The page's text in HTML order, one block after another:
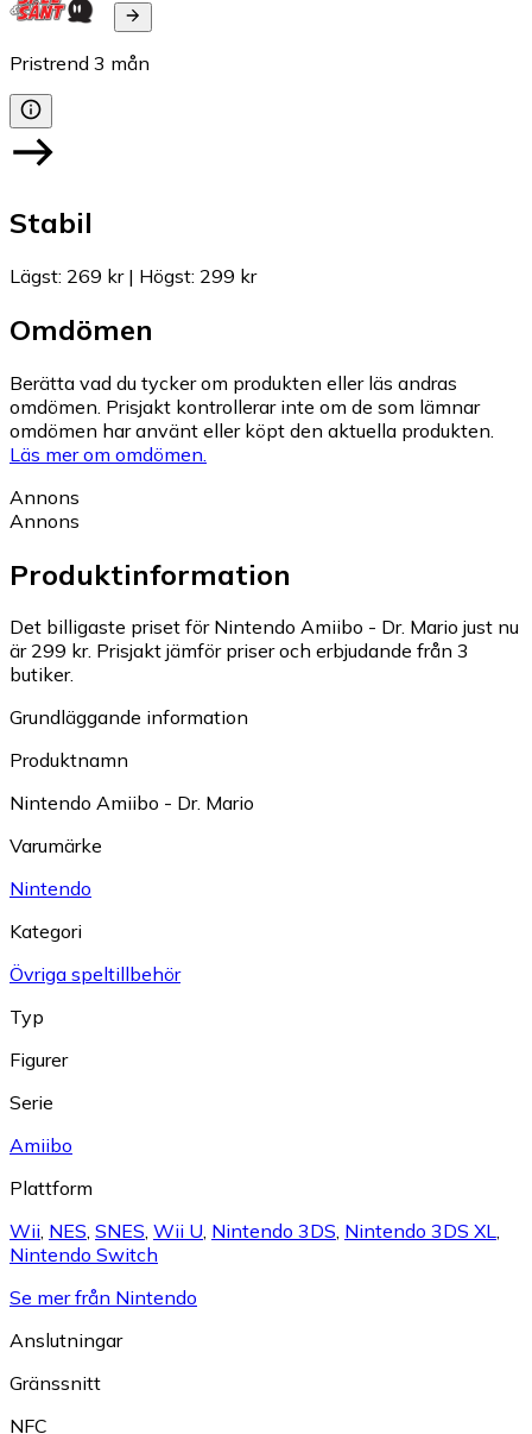
Pristrend 3 mån
Stabil
Lägst: 269 kr| Högst: 299 kr
Omdömen
Berätta vad du tycker om produkten eller läs andras
omdömen. Prisjakt kontrollerar inte om de som lämnar
omdömen har använt eller köpt den aktuella produkten.
Läs mer om omdömen.
Annons
Annons
Produktinformation
Det billigaste priset för Nintendo Amiibo - Dr. Mario just nu
är 299 kr. Prisjakt jämför priser och erbjudande från 3
butiker.
Grundläggande information
Produktnamn
Nintendo Amiibo - Dr. Mario
Varumärke
Nintendo
Kategori
Övriga speltillbehör
Typ
Figurer
Serie
Amiibo
Plattform
Wii, NES, SNES, Wii U, Nintendo 3DS, Nintendo 3DS XL,
Nintendo Switch
Se mer från Nintendo
Anslutningar
Gränssnitt
NFC